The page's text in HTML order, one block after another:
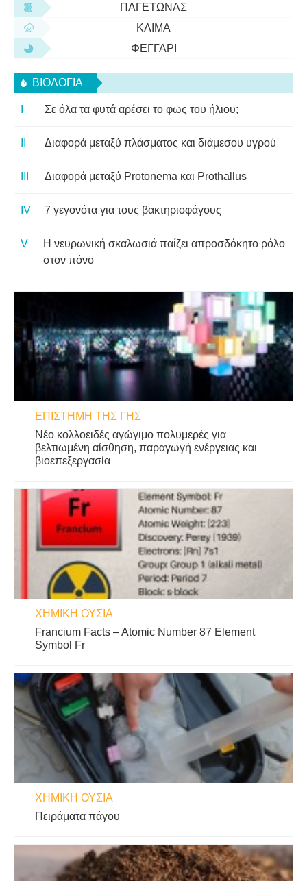
ΠΑΓΕΤΏΝΑΣ
ΚΛΊΜΑ
ΦΕΓΓΆΡΙ
ΒΙΟΛΟΓΊΑ
Σε όλα τα φυτά αρέσει το φως του ήλιου;
Διαφορά μεταξύ πλάσματος και διάμεσου υγρού
Διαφορά μεταξύ Protonema και Prothallus
7 γεγονότα για τους βακτηριοφάγους
Η νευρωνική σκαλωσιά παίζει απροσδόκητο ρόλο
στον πόνο
ΕΠΙΣΤΉΜΗ ΤΗΣ ΓΗΣ
Νέο κολλοειδές αγώγιμο πολυμερές για
βελτιωμένη αίσθηση, παραγωγή ενέργειας και
βιοεπεξεργασία
ΧΗΜΙΚΉ ΟΥΣΊΑ
Francium Facts – Atomic Number 87 Element
Symbol Fr
ΧΗΜΙΚΉ ΟΥΣΊΑ
Πειράματα πάγου